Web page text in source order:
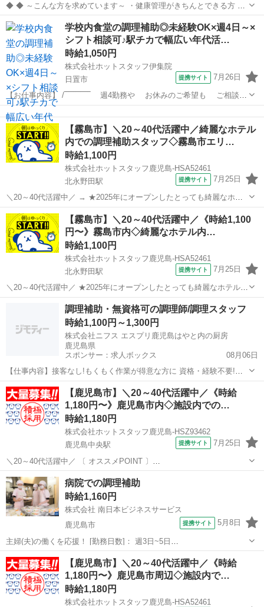
◆ ◆ ～こんな方を求めています～ ・健康管理がきちんとできる方 ・
わからない時に質問できる方 ・素直に指示を聞ける方 ・コミュニケー
ションを大切にできる方 ・真面目に仕事に取り組める方 ・細かい作業
が苦にならない方 ～...
鹿児島 霧島市 霧島神宮駅 キッチン
学校内食堂の調理補助◎未経験OK×週4日～×
シフト相談可♪駅チカで幅広い年代活…
時給1,050円
株式会社ホットスタッフ伊集院
日置市
提携サイト 7月26日
【お仕事内容】 /‾‾‾‾‾‾‾‾‾‾‾ 週4勤務や お休みのご希望も ご相談く
ださい★ ＿＿＿＿＿＿＿＿＿＿＿/ 幅広い年代の方たちが ライフス
タイルに合わせて活躍中！！ 学校内食堂（寮学生用）の 調理補助業
務...
鹿児島 日置市
【霧島市】＼20～40代活躍中／綺麗なホテル
内での調理補助スタッフ◇霧島市エリ…
時給1,100円
株式会社ホットスタッフ鹿児島-HSA52461
北永野田駅
提携サイト 7月25日
＼20～40代活躍中／ → ★2025年にオープンしたとっても綺麗なホテ
ル! 20代〜50代の男女スタッフさんが大活躍中です◎ 家事の延長でも
働けちゃうので未経験の方も歓迎! → 入社前に職場見学へも行くこと
ができま...
鹿児島 霧島市 北永野田駅 キッチン
【霧島市】＼20～40代活躍中／《時給1,100
円〜》霧島市内◇綺麗なホテル内…
時給1,100円
株式会社ホットスタッフ鹿児島-HSA52461
北永野田駅
提携サイト 7月25日
＼20～40代活躍中／ ★2025年にオープンしたとっても綺麗なホテル!
20代〜50代の男女スタッフさんが大ご活躍中です◎ 家事の延長でも働
けちゃうので未経験の方も安心です♪
─────────────────────...
霧島市 北永野田駅 キッチン
調理補助・無資格可の調理師/調理スタッフ
時給1,100円～1,300円
株式会社ニフス エスプリ鹿児島はやと内の厨房
鹿児島県
スポンサー：求人ボックス
08月06日
【仕事内容】接客なし!もくもく作業が得意な方に 資格・経験不要!未
経験から始められる 交通費規定支給/車・バイク通勤可 施設内の厨房
で、簡単な調理や盛付け・仕込みなどをお願いします ご家庭でのお料
理の延長のようなお仕事なので、未経...
アルバイト・パート
【鹿児島市】＼20～40代活躍中／《時給
1,180円〜》鹿児島市内◇施設内での…
時給1,180円
株式会社ホットスタッフ鹿児島-HSZ93462
鹿児島中央駅
提携サイト 7月25日
＼20～40代活躍中／ 〔 オススメPOINT 〕
───────────────────── ・調理の業務経験を活かしてガッツ
リ稼げます! ・初日から超高時給1180円スタートをお約束 ・スグに働
きたい方もぜひご相談...
鹿児島 鹿児島市 鹿児島中央駅
病院での調理補助
時給1,160円
株式会社 南日本ビジネスサービス
鹿児島市
提携サイト 5月8日
主婦(夫)の働くを応援！ [勤務日数]： 週3日~5日
05:45~13:00/08:30~15:45/12:00~19:15 月/火/水/木/金 などから選べま
す [勤務地・最寄駅]： 鹿児島県鹿児島市谷山中央 【派遣...
鹿児島 鹿児島市 キッチン
【鹿児島市】＼20～40代活躍中／《時給
1,180円〜》鹿児島市周辺◇施設内で…
時給1,180円
株式会社ホットスタッフ鹿児島-HSA52461